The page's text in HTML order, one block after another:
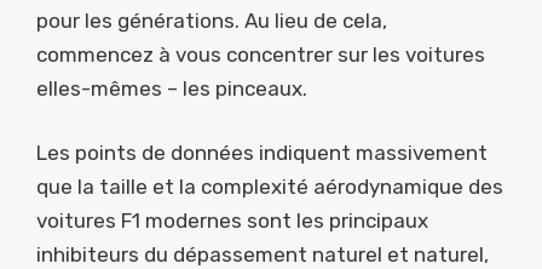
pour les générations. Au lieu de cela,
commencez à vous concentrer sur les voitures
elles-mêmes – les pinceaux.
Les points de données indiquent massivement
que la taille et la complexité aérodynamique des
voitures F1 modernes sont les principaux
inhibiteurs du dépassement naturel et naturel,